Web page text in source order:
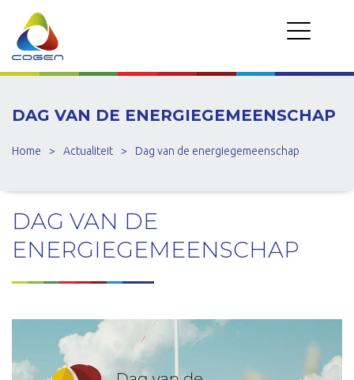
DAG VAN DE ENERGIEGEMEENSCHAP
Home > Actualiteit > Dag van de energiegemeenschap
DAG VAN DE
ENERGIEGEMEENSCHAP